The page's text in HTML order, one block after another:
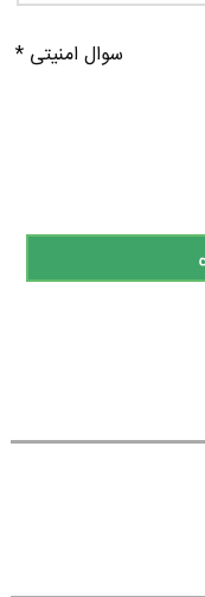
سوال امنیتی *